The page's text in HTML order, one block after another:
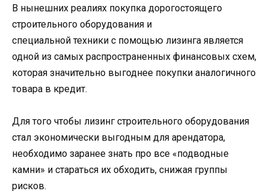
В нынешних реалиях покупка дорогостоящего
строительного оборудования и
специальной техники с помощью лизинга является
одной из самых распространенных финансовых схем,
которая значительно выгоднее покупки аналогичного
товара в кредит.
Для того чтобы лизинг строительного оборудования
стал экономически выгодным для арендатора,
необходимо заранее знать про все «подводные
камни» и стараться их обходить, снижая группы
рисков.